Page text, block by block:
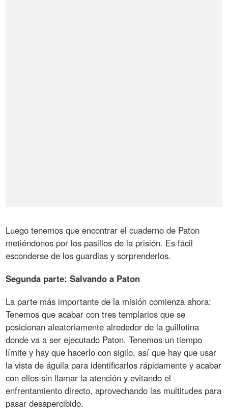
Luego tenemos que encontrar el cuaderno de Paton
metiéndonos por los pasillos de la prisión. Es fácil
esconderse de los guardias y sorprenderlos.
Segunda parte: Salvando a Paton
La parte más importante de la misión comienza ahora:
Tenemos que acabar con tres templarios que se
posicionan aleatoriamente alrededor de la guillotina
donde va a ser ejecutado Paton. Tenemos un tiempo
límite y hay que hacerlo con sigilo, así que hay que usar
la vista de águila para identificarlos rápidamente y acabar
con ellos sin llamar la atención y evitando el
enfrentamiento directo, aprovechando las multitudes para
pasar desapercibido.